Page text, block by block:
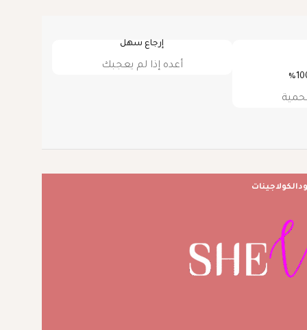
إرجاع سهل
أعده إذا لم يعجبك
الكولاجينات